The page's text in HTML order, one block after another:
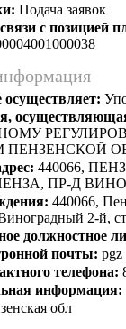
Подача заявок
с позицией
ПЕНЗЕНСКОЙ
440066,
ПР-Д
440066,
2-й,
должностное
почты:
телефона:
информация:
обл